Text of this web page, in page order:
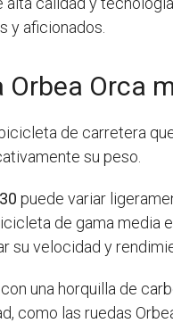
y aficionados.
Orca
de carretera
su peso.
puede variar
de gama media
su velocidad y
una horquilla de
como las ruedas